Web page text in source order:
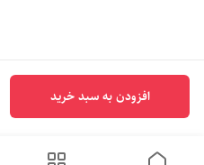
افزودن به سبد خرید